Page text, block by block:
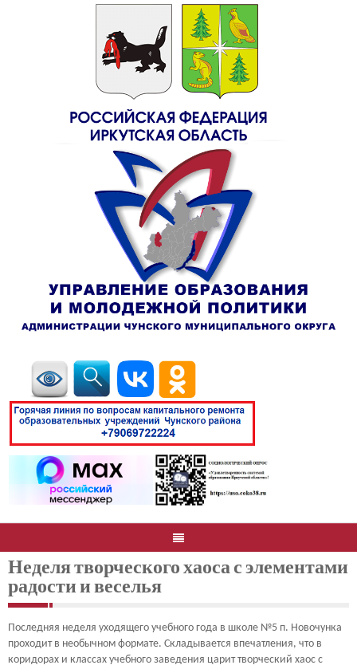
Неделя творческого хаоса с элементами
радости и веселья
Последняя неделя уходящего учебного года в школе №5 п. Новочунка
проходит в необычном формате. Складывается впечатления, что в
коридорах и классах учебного заведения царит творческий хаос с